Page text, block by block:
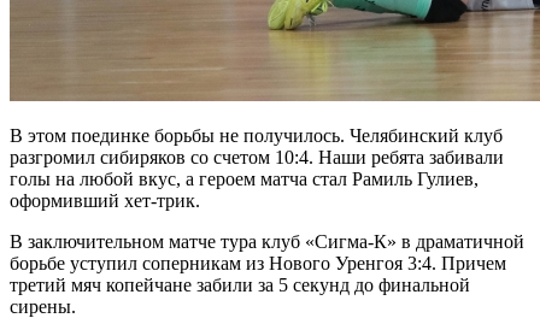
В этом поединке борьбы не получилось. Челябинский клуб
разгромил сибиряков со счетом 10:4. Наши ребята забивали
голы на любой вкус, а героем матча стал Рамиль Гулиев,
оформивший хет-трик.
В заключительном матче тура клуб «Сигма-К» в драматичной
борьбе уступил соперникам из Нового Уренгоя 3:4. Причем
третий мяч копейчане забили за 5 секунд до финальной
сирены.